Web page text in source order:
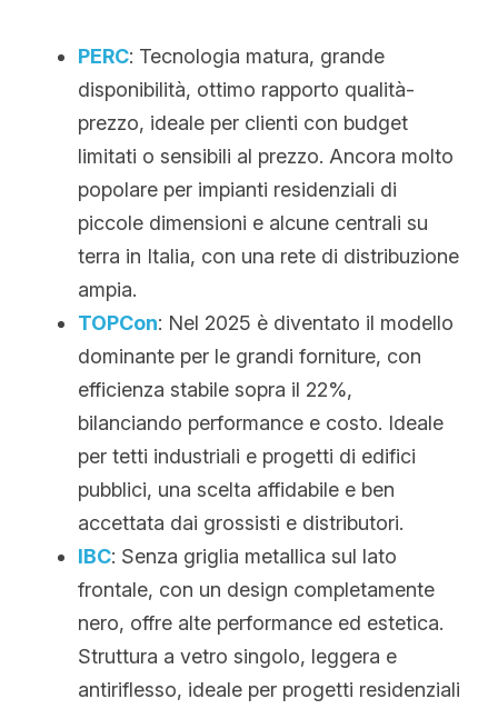
PERC: Tecnologia matura, grande
disponibilità, ottimo rapporto qualità-
prezzo, ideale per clienti con budget
limitati o sensibili al prezzo. Ancora molto
popolare per impianti residenziali di
piccole dimensioni e alcune centrali su
terra in Italia, con una rete di distribuzione
ampia.
TOPCon: Nel 2025 è diventato il modello
dominante per le grandi forniture, con
efficienza stabile sopra il 22%,
bilanciando performance e costo. Ideale
per tetti industriali e progetti di edifici
pubblici, una scelta affidabile e ben
accettata dai grossisti e distributori.
IBC: Senza griglia metallica sul lato
frontale, con un design completamente
nero, offre alte performance ed estetica.
Struttura a vetro singolo, leggera e
antiriflesso, ideale per progetti residenziali